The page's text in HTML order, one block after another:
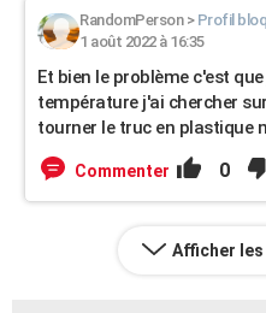
RandomPerson> Profil
1 août 2022 à 16:35
Et bien le problème c'est
température j'ai chercher
tourner le truc en plastique
Commenter 0
Afficher